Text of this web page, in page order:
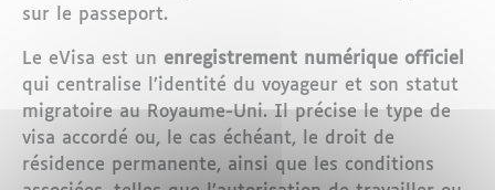
sur le passeport.
Le eVisa est un enregistrement numérique officiel
qui centralise l’identité du voyageur et son statut
migratoire au Royaume-Uni. Il précise le type de
visa accordé ou, le cas échéant, le droit de
résidence permanente, ainsi que les conditions